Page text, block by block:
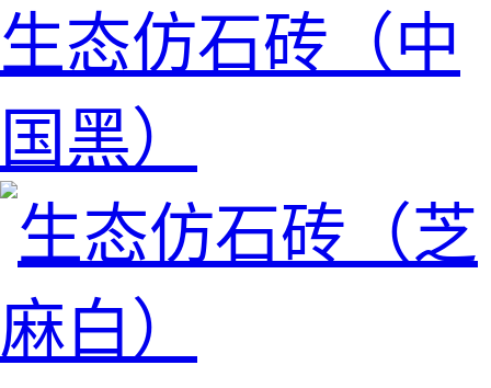
生态仿石砖（中
国黑）